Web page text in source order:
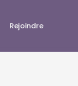
Rejoindre